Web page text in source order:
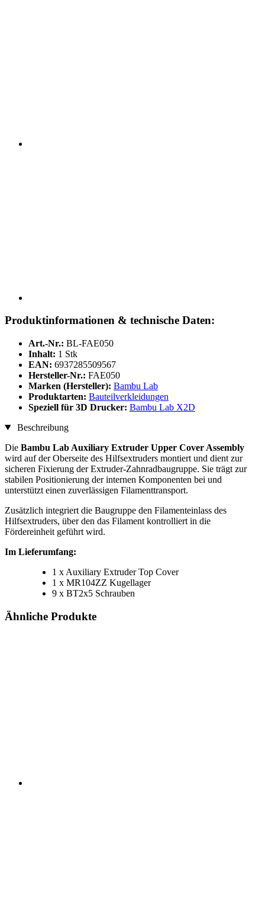
Produktinformationen & technische Daten:
Art.-Nr.: BL-FAE050
Inhalt: 1 Stk
EAN: 6937285509567
Hersteller-Nr.: FAE050
Marken (Hersteller): Bambu Lab
Produktarten: Bauteilverkleidungen
Speziell für 3D Drucker: Bambu Lab X2D
Beschreibung
Die Bambu Lab Auxiliary Extruder Upper Cover Assembly
wird auf der Oberseite des Hilfsextruders montiert und dient zur
sicheren Fixierung der Extruder-Zahnradbaugruppe. Sie trägt zur
stabilen Positionierung der internen Komponenten bei und
unterstützt einen zuverlässigen Filamenttransport.
Zusätzlich integriert die Baugruppe den Filamenteinlass des
Hilfsextruders, über den das Filament kontrolliert in die
Fördereinheit geführt wird.
Im Lieferumfang:
1 x Auxiliary Extruder Top Cover
1 x MR104ZZ Kugellager
9 x BT2x5 Schrauben
Ähnliche Produkte